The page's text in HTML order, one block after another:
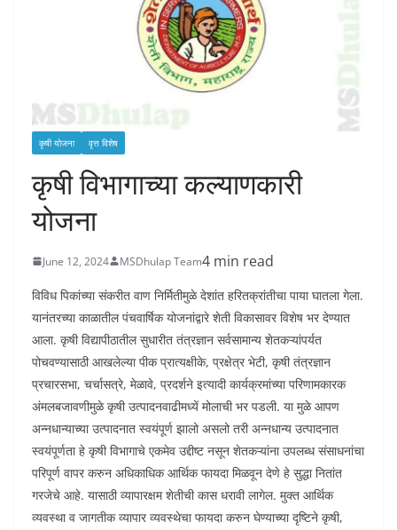
कृषी योजना वृत्त विशेष
कृषी विभागाच्या कल्याणकारी
योजना
June 12, 2024 MSDhulap Team4 min read
विविध पिकांच्या संकरीत वाण निर्मितीमुळे देशांत हरितक्रांतीचा पाया घातला गेला.
यानंतरच्या काळातील पंचवार्षिक योजनांद्वारे शेती विकासावर विशेष भर देण्यात
आला. कृषी विद्यापीठातील सुधारीत तंत्रज्ञान सर्वसामान्य शेतकऱ्यांपर्यत
पोचवण्यासाठी आखलेल्या पीक प्रात्यक्षीके, प्रक्षेत्र भेटी, कृषी तंत्रज्ञान
प्रचारसभा, चर्चासत्रे, मेळावे, प्रदर्शने इत्यादी कार्यक्रमांच्या परिणामकारक
अंमलबजावणीमुळे कृषी उत्पादनवाढीमध्यें मोलाची भर पडली. या मुळे आपण
अन्नधान्याच्या उत्पादनात स्वयंपूर्ण झालो असलो तरी अन्नधान्य उत्पादनात
स्वयंपूर्णता हे कृषी विभागाचे एकमेव उद्दीष्ट नसून शेतकऱ्यांना उपलब्ध संसाधनांचा
परिपूर्ण वापर करुन अधिकाधिक आर्थिक फायदा मिळवून देणे हे सुद्धा नितांत
गरजेचे आहे. यासाठी व्यापारक्षम शेतीची कास धरावी लागेल. मुक्त आर्थिक
व्यवस्था व जागतीक व्यापार व्यवस्थेचा फायदा करुन घेण्याच्या दृष्टिने कृषी,